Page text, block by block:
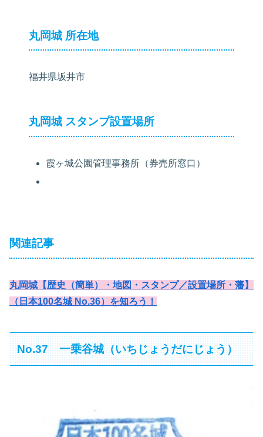
丸岡城 所在地
福井県坂井市
丸岡城 スタンプ設置場所
霞ヶ城公園管理事務所（券売所窓口）
関連記事
丸岡城【歴史（簡単）・地図・スタンプ／設置場所・藩】
（日本100名城 No.36）を知ろう！
No.37 一乗谷城（いちじょうだにじょう）